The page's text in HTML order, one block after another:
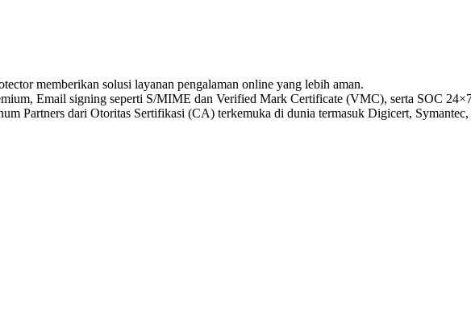
memberikan solusi layanan pengalaman online yang lebih aman.
Email signing seperti S/MIME dan Verified Mark Certificate (VMC), serta SOC
Partners dari Otoritas Sertifikasi (CA) terkemuka di dunia termasuk Digicert,